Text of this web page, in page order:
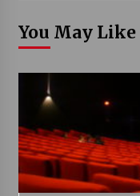
You May Like